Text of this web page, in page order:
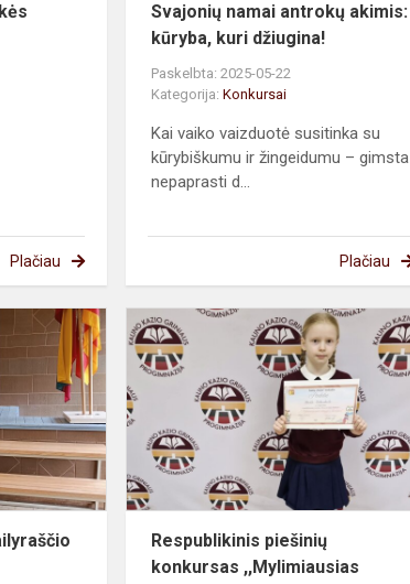
Plačiau
Svajonių namai antrokų akimis:
kūryba, kuri džiugina!
Paskelbta: 2025-05-22
Kategorija:Konkursai
Kai vaiko vaizduotė susitinka su
kūrybiškumu ir žingeidumu – gimsta
nepaprasti d...
Plačiau
Sėkmingai
įveiktas
dailyraščio
konkurso
iššūkis
Respublikinis piešinių
konkursas ,,Mylimiausias